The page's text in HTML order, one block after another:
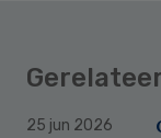
25 jun 2026